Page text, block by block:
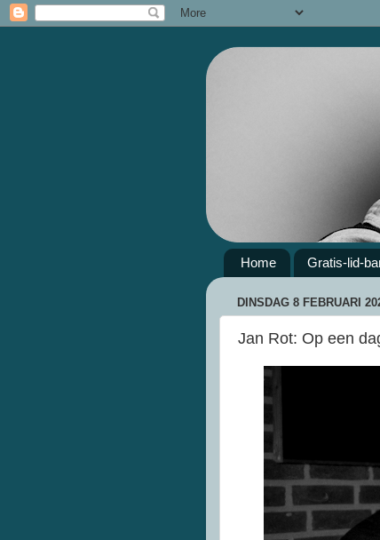
Home Gratis-lid-
DINSDAG 8 FEBRUARI
Jan Rot: Op een